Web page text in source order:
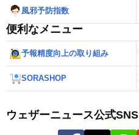
風邪予防指数
便利なメニュー
予報精度向上の取り組み
SORASHOP
ウェザーニュース公式SNS